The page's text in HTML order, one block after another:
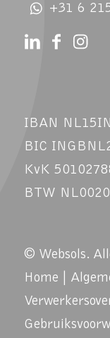
+31 6
IBAN
BIC
KvK
BTW
© Websols.
Home